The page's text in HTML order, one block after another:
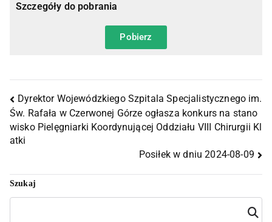
Szczegóły do pobrania
Pobierz
Dyrektor Wojewódzkiego Szpitala Specjalistycznego im.
Św. Rafała w Czerwonej Górze ogłasza konkurs na stano
wisko Pielęgniarki Koordynującej Oddziału VIII Chirurgii Kl
atki
Posiłek w dniu 2024-08-09
Szukaj
Szuka
j